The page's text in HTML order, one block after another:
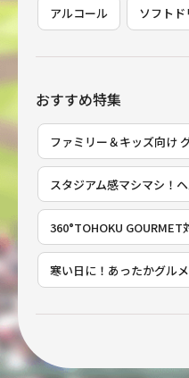
アルコール ソフトド
おすすめ特集
ファミリー＆キッズ向け
スタジアム感マシマシ！
360°TOHOKU GOURMET
寒い日に！あったかグルメ